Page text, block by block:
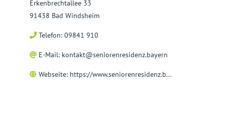
Erkenbrechtallee 33
91438 Bad Windsheim
Telefon: 09841 910
E-Mail: kontakt@seniorenresidenz.bayern
Webseite: https://www.seniorenresidenz.b...